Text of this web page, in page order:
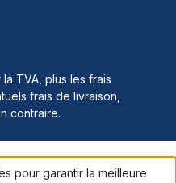
TVA, plus les frais
frais de livraison,
contraire.
pour garantir la meilleure